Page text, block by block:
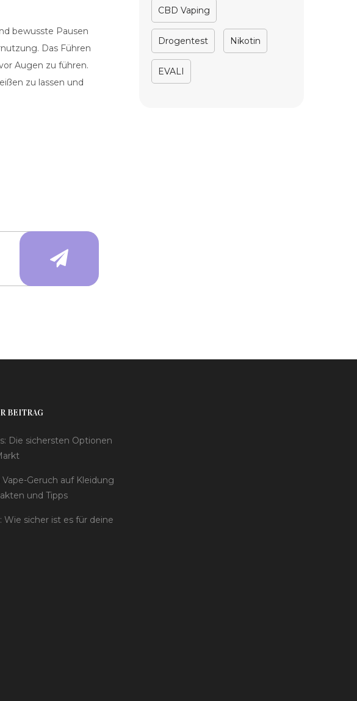
bewusste Pausen
Das Führen
Augen zu führen.
zu lassen und
CBD Vaping
Drogentest Nikotin
EVALI
BEITRAG
Die sichersten Optionen
Vape-Geruch auf Kleidung
und Tipps
Wie sicher ist es für deine